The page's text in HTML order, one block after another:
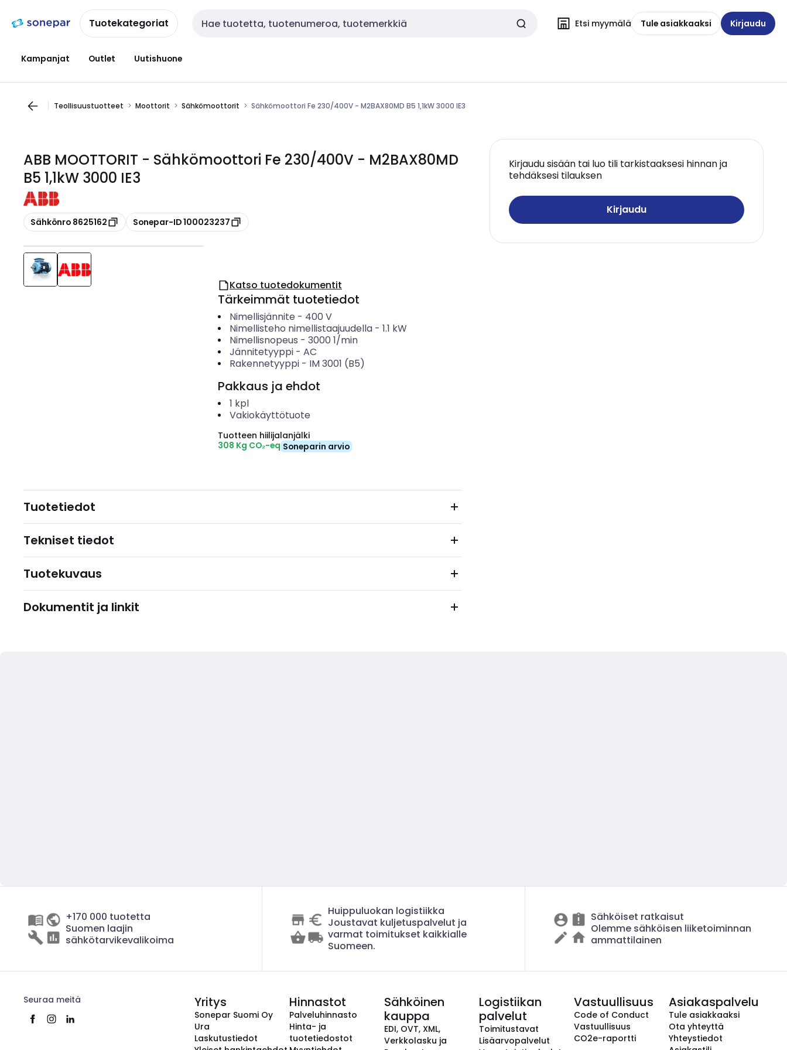
navigointiinsisältöönTuotekategoriat Haku Etsi myymälä Tule asiakkaaksi Kirjaudu
Kampanjat Outlet Uutishuone
Teollisuustuotteet Moottorit Sähkömoottorit Sähkömoottori Fe 230/400V - M2BAX80MD B5 1,1kW 3000 IE3
ABB MOOTTORIT - Sähkömoottori Fe 230/400V - M2BAX80MD
B5 1,1kW 3000 IE3
Kopioi
Sähkönro 8625162 Kopioi
Sonepar-ID 100023237
Kirjaudu sisään tai luo tili tarkistaaksesi hinnan ja
tehdäksesi tilauksen
Kirjaudu
Katso tuotedokumentit
Tärkeimmät tuotetiedot
Nimellisjännite - 400 V
Nimellisteho nimellistaajuudella- 1.1 kW
Nimellisnopeus - 3000 1/min
Jännitetyyppi- AC
Rakennetyyppi- IM 3001 (B5)
Pakkaus ja ehdot
1 kpl
Vakiokäyttötuote
Tuotteen hiilijalanjälki
308 Kg CO₂-eq Soneparin arvio
Tuotetiedot
Tekniset tiedot
Tuotekuvaus
Dokumentit ja linkit
+170 000 tuotetta
Suomen laajin
sähkötarvikevalikoima
Huippuluokan logistiikka
Joustavat kuljetuspalvelut ja
varmat toimitukset kaikkialle
Suomeen.
Sähköiset ratkaisut
Olemme sähköisen liiketoiminnan
ammattilainen
Seuraa meitä Yritys
Sonepar Suomi Oy
Ura
Laskutustiedot
Hinnastot
Palveluhinnasto
Hinta- ja
tuotetiedostot
Sähköinen
kauppa
EDI, OVT, XML,
Verkkolasku ja
Logistiikan
palvelut
Toimitustavat
Lisäarvopalvelut
Vastuullisuus
Code of Conduct
Vastuullisuus
CO2e-raportti
Asiakaspalvelu
Tule asiakkaaksi
Ota yhteyttä
Yhteystiedot